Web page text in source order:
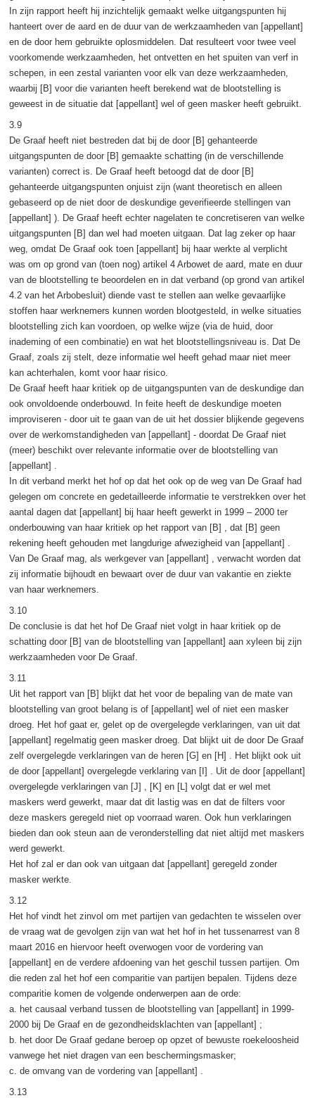
In zijn rapport heeft hij inzichtelijk gemaakt welke uitgangspunten hij
hanteert over de aard en de duur van de werkzaamheden van [appellant]
en de door hem gebruikte oplosmiddelen. Dat resulteert voor twee veel
voorkomende werkzaamheden, het ontvetten en het spuiten van verf in
schepen, in een zestal varianten voor elk van deze werkzaamheden,
waarbij [B] voor die varianten heeft berekend wat de blootstelling is
geweest in de situatie dat [appellant] wel of geen masker heeft gebruikt.
3.9
De Graaf heeft niet bestreden dat bij de door [B] gehanteerde
uitgangspunten de door [B] gemaakte schatting (in de verschillende
varianten) correct is. De Graaf heeft betoogd dat de door [B]
gehanteerde uitgangspunten onjuist zijn (want theoretisch en alleen
gebaseerd op de niet door de deskundige geverifieerde stellingen van
[appellant] ). De Graaf heeft echter nagelaten te concretiseren van welke
uitgangspunten [B] dan wel had moeten uitgaan. Dat lag zeker op haar
weg, omdat De Graaf ook toen [appellant] bij haar werkte al verplicht
was om op grond van (toen nog) artikel 4 Arbowet de aard, mate en duur
van de blootstelling te beoordelen en in dat verband (op grond van artikel
4.2 van het Arbobesluit) diende vast te stellen aan welke gevaarlijke
stoffen haar werknemers kunnen worden blootgesteld, in welke situaties
blootstelling zich kan voordoen, op welke wijze (via de huid, door
inademing of een combinatie) en wat het blootstellingsniveau is. Dat De
Graaf, zoals zij stelt, deze informatie wel heeft gehad maar niet meer
kan achterhalen, komt voor haar risico.
De Graaf heeft haar kritiek op de uitgangspunten van de deskundige dan
ook onvoldoende onderbouwd. In feite heeft de deskundige moeten
improviseren - door uit te gaan van de uit het dossier blijkende gegevens
over de werkomstandigheden van [appellant] - doordat De Graaf niet
(meer) beschikt over relevante informatie over de blootstelling van
[appellant] .
In dit verband merkt het hof op dat het ook op de weg van De Graaf had
gelegen om concrete en gedetailleerde informatie te verstrekken over het
aantal dagen dat [appellant] bij haar heeft gewerkt in 1999 – 2000 ter
onderbouwing van haar kritiek op het rapport van [B] , dat [B] geen
rekening heeft gehouden met langdurige afwezigheid van [appellant] .
Van De Graaf mag, als werkgever van [appellant] , verwacht worden dat
zij informatie bijhoudt en bewaart over de duur van vakantie en ziekte
van haar werknemers.
3.10
De conclusie is dat het hof De Graaf niet volgt in haar kritiek op de
schatting door [B] van de blootstelling van [appellant] aan xyleen bij zijn
werkzaamheden voor De Graaf.
3.11
Uit het rapport van [B] blijkt dat het voor de bepaling van de mate van
blootstelling van groot belang is of [appellant] wel of niet een masker
droeg. Het hof gaat er, gelet op de overgelegde verklaringen, van uit dat
[appellant] regelmatig geen masker droeg. Dat blijkt uit de door De Graaf
zelf overgelegde verklaringen van de heren [G] en [H] . Het blijkt ook uit
de door [appellant] overgelegde verklaring van [I] . Uit de door [appellant]
overgelegde verklaringen van [J] , [K] en [L] volgt dat er wel met
maskers werd gewerkt, maar dat dit lastig was en dat de filters voor
deze maskers geregeld niet op voorraad waren. Ook hun verklaringen
bieden dan ook steun aan de veronderstelling dat niet altijd met maskers
werd gewerkt.
Het hof zal er dan ook van uitgaan dat [appellant] geregeld zonder
masker werkte.
3.12
Het hof vindt het zinvol om met partijen van gedachten te wisselen over
de vraag wat de gevolgen zijn van wat het hof in het tussenarrest van 8
maart 2016 en hiervoor heeft overwogen voor de vordering van
[appellant] en de verdere afdoening van het geschil tussen partijen. Om
die reden zal het hof een comparitie van partijen bepalen. Tijdens deze
comparitie komen de volgende onderwerpen aan de orde:
a. het causaal verband tussen de blootstelling van [appellant] in 1999-
2000 bij De Graaf en de gezondheidsklachten van [appellant] ;
b. het door De Graaf gedane beroep op opzet of bewuste roekeloosheid
vanwege het niet dragen van een beschermingsmasker;
c. de omvang van de vordering van [appellant] .
3.13